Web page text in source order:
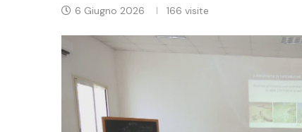
6 Giugno 2026 166 visite